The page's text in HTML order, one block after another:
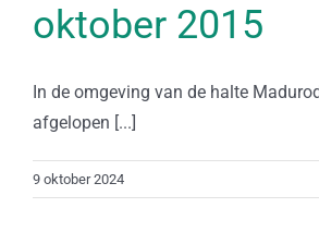
oktober 2015
In de omgeving van de halte
afgelopen [...]
9 oktober 2024